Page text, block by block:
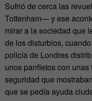
Sufrió de cerca las
Tottenham— y ese
mirar a la sociedad que
de los disturbios,
policía de Londres
unos panfletos con
seguridad que
que se pedía ayuda